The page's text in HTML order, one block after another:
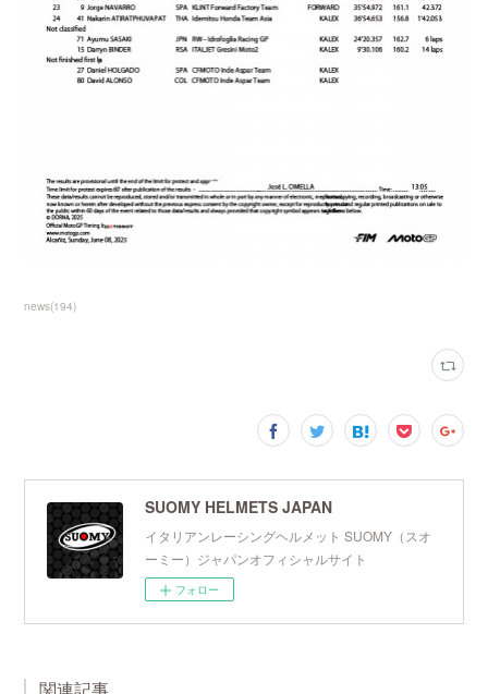
news(194)
SUOMY HELMETS JAPAN
イタリアンレーシングヘルメット SUOMY（スオ
ーミー）ジャパンオフィシャルサイト
フォロー